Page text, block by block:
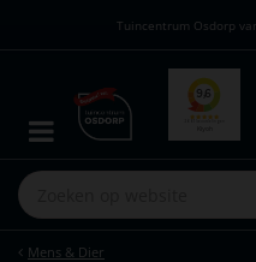
Mens & Dier
Tuincentrum Osdorp